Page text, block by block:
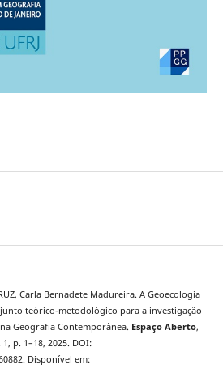
Carla Bernadete Madureira. A Geoecologia
teórico-metodológico para a investigação
Geografia Contemporânea. Espaço Aberto,
p. 1–18, 2025. DOI:
Disponível em: